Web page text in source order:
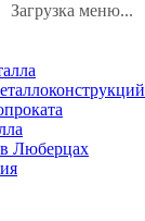
Загрузка меню...
Люберцах